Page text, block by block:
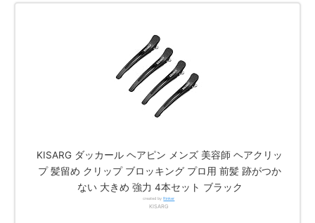
KISARG ダッカール ヘアピン メンズ 美容師 ヘアクリッ
プ 髪留め クリップ ブロッキング プロ用 前髪 跡がつか
ない 大きめ 強力 4本セット ブラック
created by Rinker
KISARG